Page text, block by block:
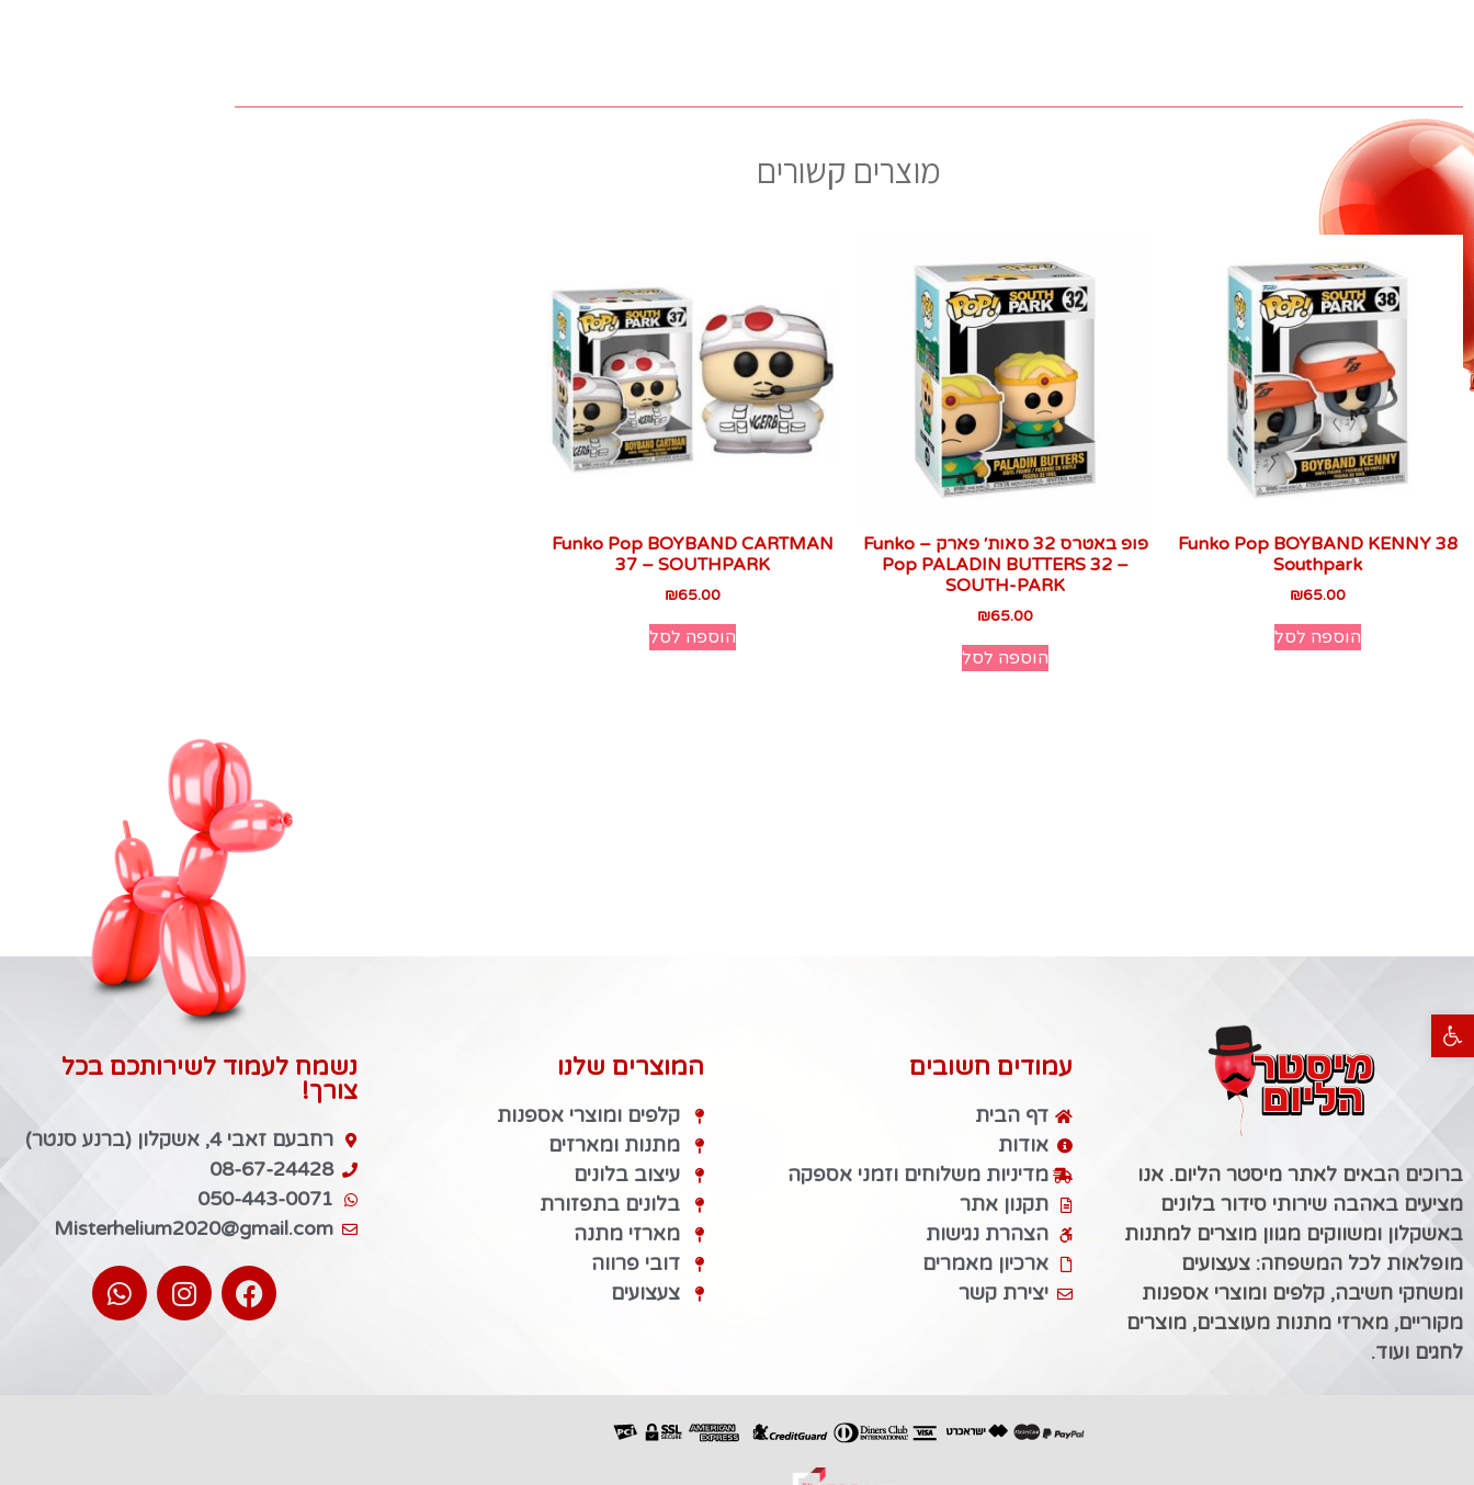
פתח סרגל נגישות
מוצרים קשורים
Funko Pop BOYBAND KENNY 38
Southpark
₪65.00
הוספה לסל
פופ באטרס 32 סאות׳ פארק – Funko
Pop PALADIN BUTTERS 32 –
SOUTH-PARK
₪65.00
הוספה לסל
Funko Pop BOYBAND CARTMAN
37 – SOUTHPARK
₪65.00
הוספה לסל
ברוכים הבאים לאתר מיסטר הליום. אנו
מציעים באהבה שירותי סידור בלונים
באשקלון ומשווקים מגוון מוצרים למתנות
מופלאות לכל המשפחה: צעצועים
ומשחקי חשיבה, קלפים ומוצרי אספנות
מקוריים, מארזי מתנות מעוצבים, מוצרים
לחגים ועוד.
עמודים חשובים
דף הבית
אודות
מדיניות משלוחים וזמני אספקה
תקנון אתר
הצהרת נגישות
ארכיון מאמרים
יצירת קשר
המוצרים שלנו
קלפים ומוצרי אספנות
מתנות ומארזים
עיצוב בלונים
בלונים בתפזורת
מארזי מתנה
דובי פרווה
צעצועים
נשמח לעמוד לשירותכם בכל
צורך!
רחבעם זאבי 4, אשקלון (ברנע סנטר)
08-67-24428
050-443-0071
Misterhelium2020@gmail.com